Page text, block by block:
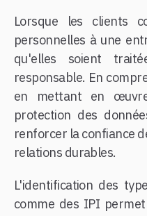
Lorsque les clients
personnelles à une
qu'elles soient
responsable. En
en mettant en
protection des
renforcer la confiance
relations durables.
L'identification des
comme des IPI